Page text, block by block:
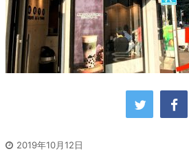
2019年10月12日